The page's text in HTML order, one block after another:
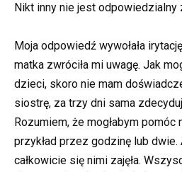
Nikt inny nie jest odpowiedzialny
Moja odpowiedź wywołała
matka zwróciła mi uwagę. Jak
dzieci, skoro nie mam
siostrę, za trzy dni sama
Rozumiem, że mogłabym pomóc
przykład przez godzinę lub dwie.
całkowicie się nimi zajęła.